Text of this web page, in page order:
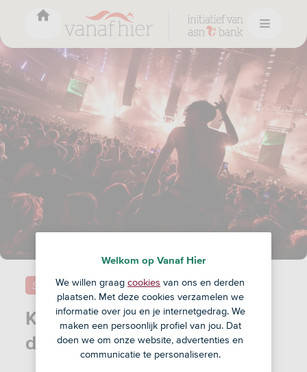
Klimaatbeweging op de
dansvloer
Samenleving
Welkom op Vanaf Hier
We willen graag cookies van ons en derden
plaatsen. Met deze cookies verzamelen we
informatie over jou en je internetgedrag. We
maken een persoonlijk profiel van jou. Dat
doen we om onze website, advertenties en
communicatie te personaliseren.